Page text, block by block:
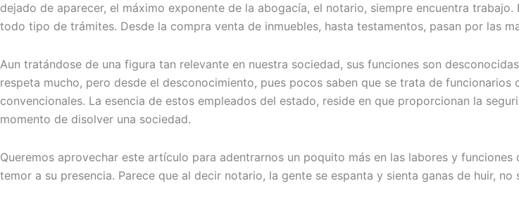
dejado de aparecer, el máximo exponente de la abogacía, el notario, siempre encuentra
todo tipo de trámites. Desde la compra venta de inmuebles, hasta testamentos, pasan por las
Aun tratándose de una figura tan relevante en nuestra sociedad, sus funciones son
respeta mucho, pero desde el desconocimiento, pues pocos saben que se trata de
convencionales. La esencia de estos empleados del estado, reside en que proporcionan la
momento de disolver una sociedad.
Queremos aprovechar este artículo para adentrarnos un poquito más en las labores y
temor a su presencia. Parece que al decir notario, la gente se espanta y sienta ganas de huir,